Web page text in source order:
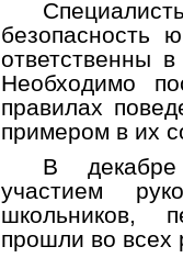
безопасность
ответственны
Необходимо
правилах
примером в их
В
участием
школьников,
прошли во всех